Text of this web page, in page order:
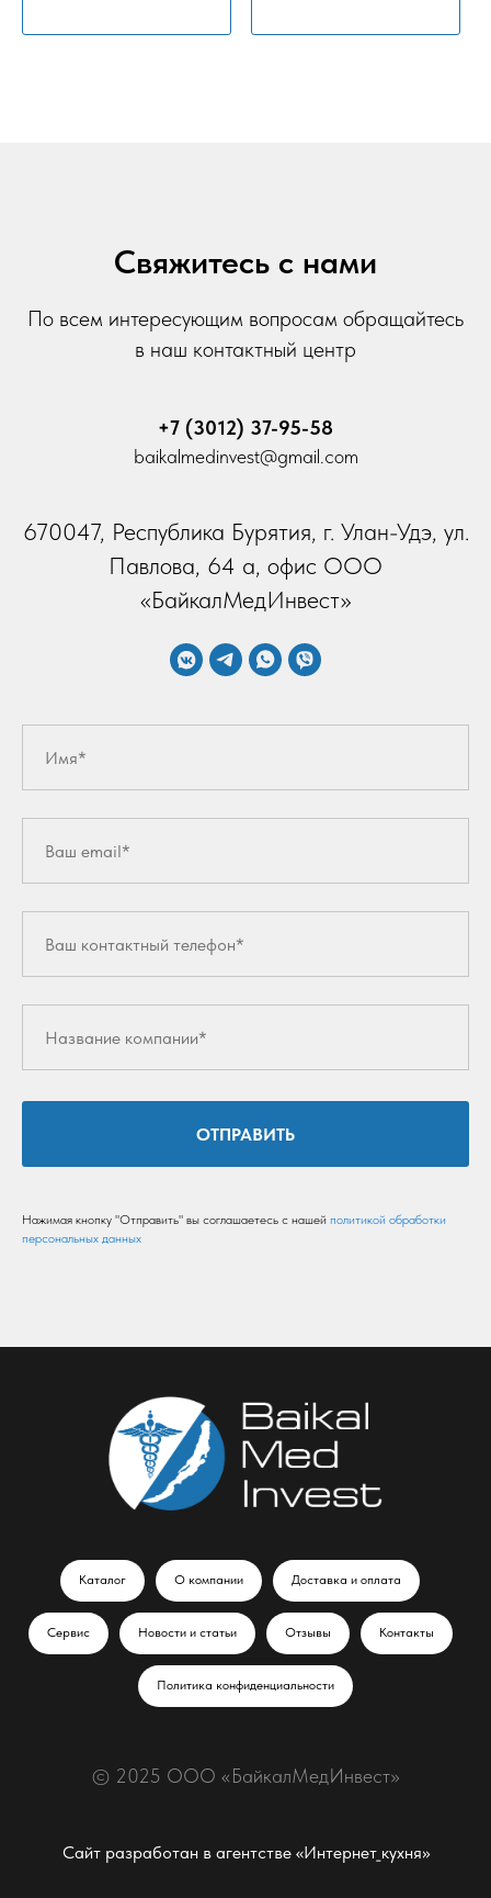
Свяжитесь с нами
По всем интересующим вопросам обращайтесь
в наш контактный центр
+7 (3012) 37-95-58
baikalmedinvest@gmail.com
670047, Республика Бурятия, г. Улан-Удэ, ул.
Павлова, 64 а, офис ООО
«БайкалМедИнвест»
ОТПРАВИТЬ
Нажимая кнопку "Отправить" вы соглашаетесь с нашей политикой обработки
персональных данных
Каталог О компании Доставка и оплата
Сервис Новости и статьи Отзывы Контакты
Политика конфиденциальности
© 2025 ООО «БайкалМедИнвест»
Сайт разработан в агентстве «‎Интернет_кухня»